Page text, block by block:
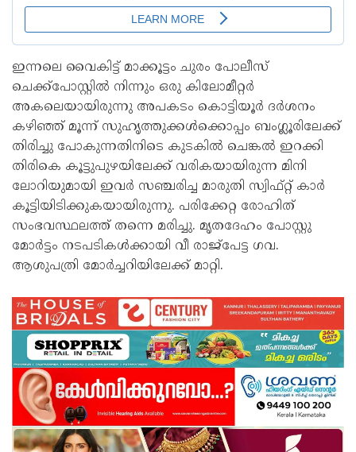
ഇന്നലെ വൈകിട്ട് മാക്കൂട്ടം ചുരം പോലീസ്
ചെക്ക്പോസ്റ്റിൽ നിന്നും ഒരു കിലോമീറ്റർ
അകലെയായിരുന്നു അപകടം കൊട്ടിയൂർ ദർശനം
കഴിഞ്ഞ് മൂന്ന് സുഹൃത്തുക്കൾക്കൊപ്പം ബംഗ്ലൂരിലേക്ക്
തിരിച്ചു പോകുന്നതിനിടെ കുടകിൽ ചെങ്കൽ ഇറക്കി
തിരികെ കൂട്ടുപുഴയിലേക്ക് വരികയായിരുന്ന മിനി
ലോറിയുമായി ഇവർ സഞ്ചരിച്ച മാരുതി സ്വിഫ്റ്റ് കാർ
കൂട്ടിയിടിക്കുകയായിരുന്നു. പരിക്കേറ്റ രോഹിത്
സംഭവസ്ഥലത്ത് തന്നെ മരിച്ചു. മൃതദേഹം പോസ്റ്റു
മോർട്ടം നടപടികൾക്കായി വീ രാജ്പേട്ട ഗവ.
ആശുപത്രി മോർച്ചറിയിലേക്ക് മാറ്റി.